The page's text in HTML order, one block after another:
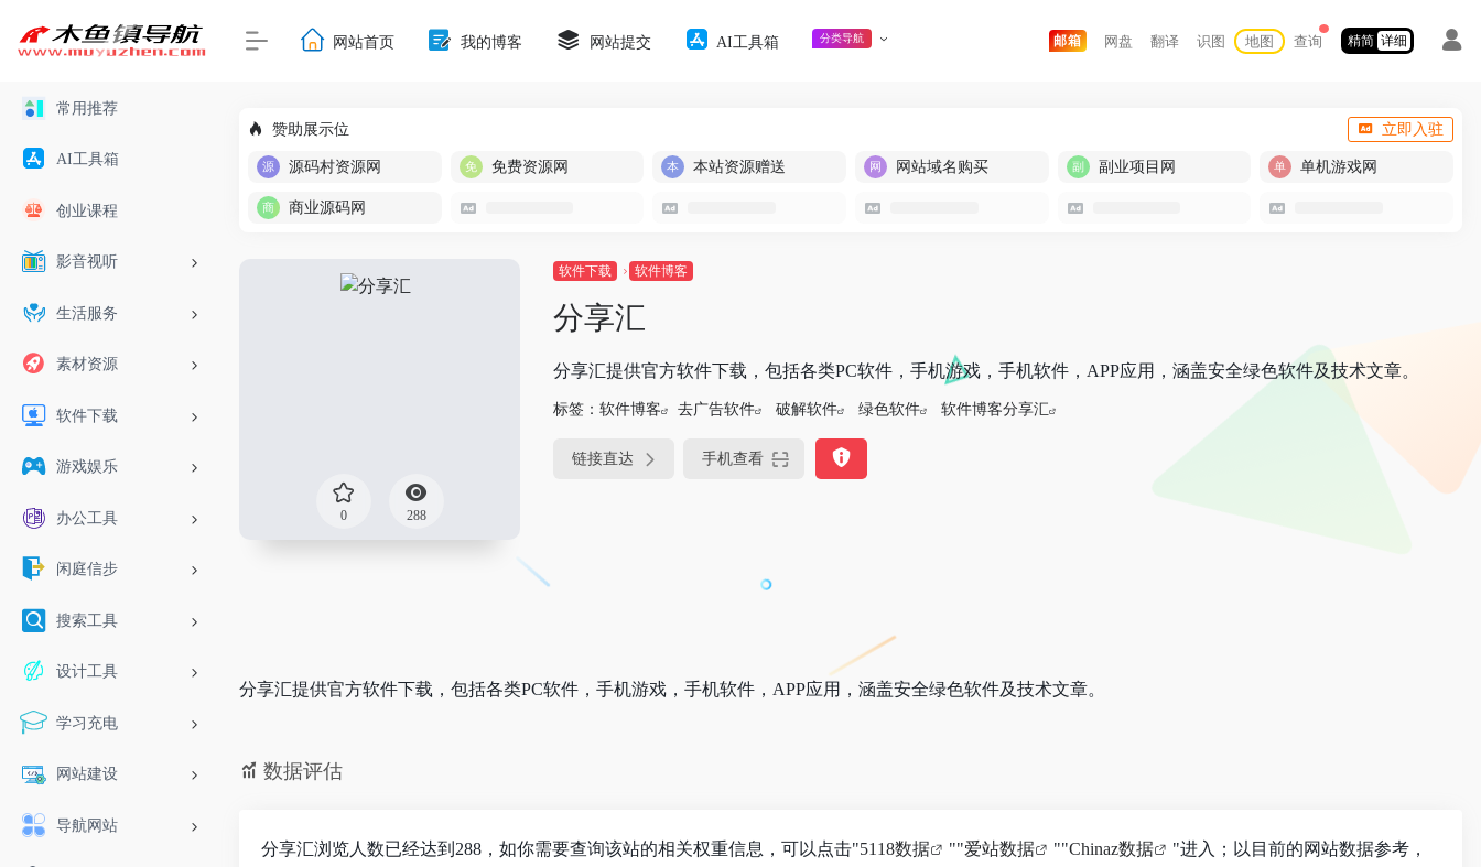
常用推荐
AI工具箱
创业课程
影音视听
生活服务
素材资源
软件下载
游戏娱乐
办公工具
闲庭信步
搜索工具
设计工具
学习充电
网站建设
导航网站
网站首页 我的博客 网站提交 AI工具箱 分类导航 邮箱 网盘 翻译 识图 地图 查询 精简 详细
赞助展示位 立即入驻
源码村资源网 免费资源网 本站资源赠送 网站域名购买 副业项目网 单机游戏网
商业源码网
0 288
软件下载 软件博客
分享汇
分享汇提供官方软件下载，包括各类PC软件，手机游戏，手机软件，APP应用，涵盖安全绿色软件及技术文章。
标签： 软件博客 去广告软件 破解软件 绿色软件 软件博客分享汇
链接直达 手机查看
分享汇提供官方软件下载，包括各类PC软件，手机游戏，手机软件，APP应用，涵盖安全绿色软件及技术文章。
数据评估
分享汇浏览人数已经达到288，如你需要查询该站的相关权重信息，可以点击"5118数据 ""爱站数据 ""Chinaz数据
"进入；以目前的网站数据参考，